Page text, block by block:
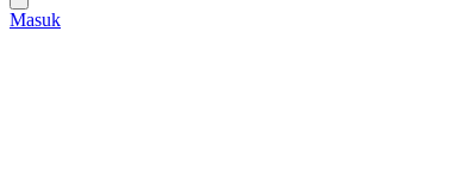
Masuk